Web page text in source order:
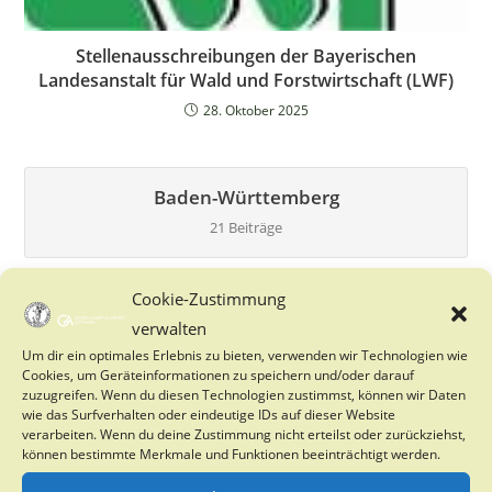
Cookie-Zustimmung
verwalten
Um dir ein optimales Erlebnis zu bieten, verwenden wir Technologien wie
Cookies, um Geräteinformationen zu speichern und/oder darauf
zuzugreifen. Wenn du diesen Technologien zustimmst, können wir Daten
wie das Surfverhalten oder eindeutige IDs auf dieser Website
verarbeiten. Wenn du deine Zustimmung nicht erteilst oder zurückziehst,
können bestimmte Merkmale und Funktionen beeinträchtigt werden.
Stellenausschreibungen der Bayerischen
Landesanstalt für Wald und Forstwirtschaft (LWF)
28. Oktober 2025
Baden-Württemberg
21 Beiträge
Bayern
Berlin
0 Beiträge